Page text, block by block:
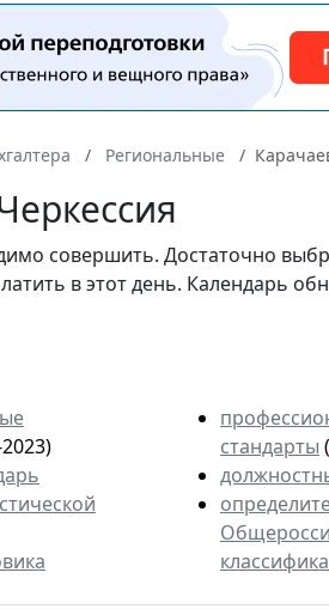
Региональные
совершить. Достаточно
в этот день. Календарь
стандарты (